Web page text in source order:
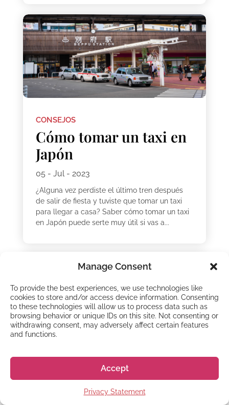
Manage Consent
To provide the best experiences, we use technologies like
cookies to store and/or access device information. Consenting
to these technologies will allow us to process data such as
browsing behavior or unique IDs on this site. Not consenting or
withdrawing consent, may adversely affect certain features
and functions.
Accept
Privacy Statement
CONSEJOS
Cómo tomar un taxi en
Japón
05 - Jul - 2023
¿Alguna vez perdiste el último tren después
de salir de fiesta y tuviste que tomar un taxi
para llegar a casa? Saber cómo tomar un taxi
en Japón puede serte muy útil si vas a...
Desmontamos los mitos
sobre el coste de la vida